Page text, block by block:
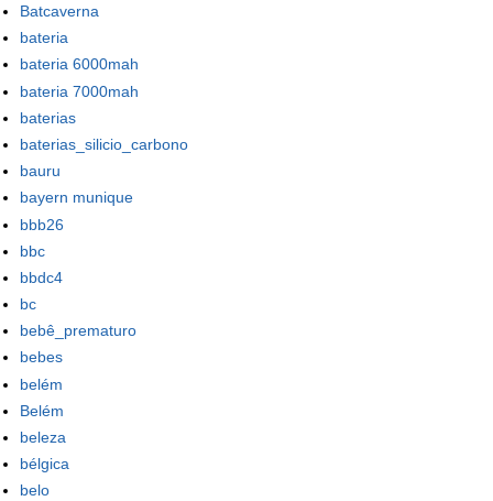
Batcaverna
bateria
bateria 6000mah
bateria 7000mah
baterias
baterias_silicio_carbono
bauru
bayern munique
bbb26
bbc
bbdc4
bc
bebê_prematuro
bebes
belém
Belém
beleza
bélgica
belo